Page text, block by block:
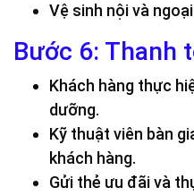
Vệ sinh nội và
Bước 6: Thanh
Khách hàng thực
dưỡng.
Kỹ thuật viên bàn
khách hàng.
Gửi thẻ ưu đãi và